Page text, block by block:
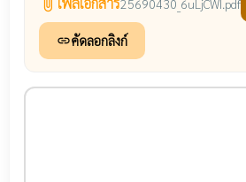
attach_file
linkคัดลอกลิงก์